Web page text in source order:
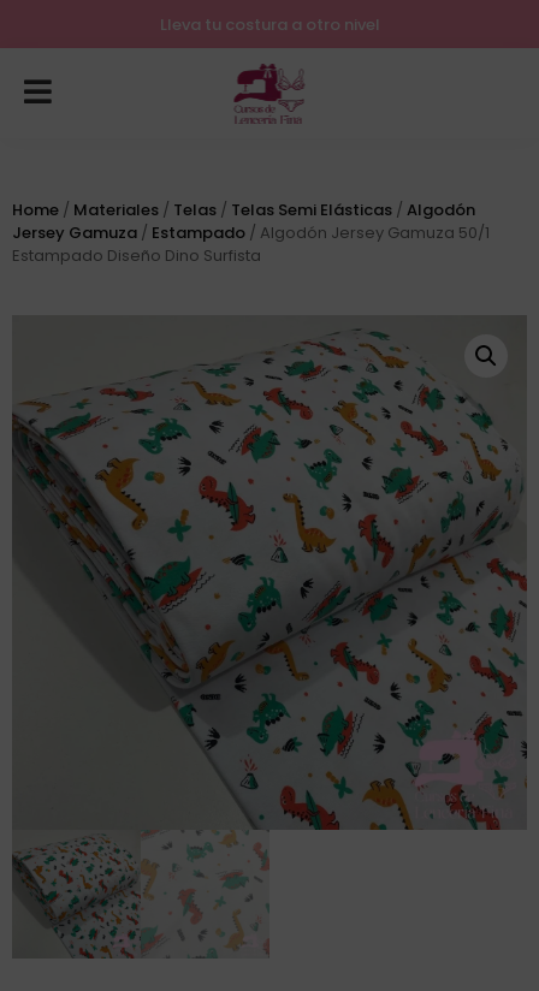
Lleva tu costura a otro nivel
Home / Materiales / Telas / Telas Semi Elásticas / Algodón
Jersey Gamuza / Estampado / Algodón Jersey Gamuza 50/1
Estampado Diseño Dino Surfista